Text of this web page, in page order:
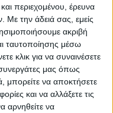
περιεχομένου, έρευνα
Με την άδειά σας, εμείς
ακριβή
ταυτοποίησης μέσω
κλικ για να συναινέσετε
μας όπως
μπορείτε να αποκτήσετε
και να αλλάξετε τις
αρνηθείτε να
περιοχή της
της Θεσσαλίας
ΕΠΟΜΕΝΟ ΑΡΘΡΟ
Τάξεις Υποδοχής
σε δύο σχολεία του
Ν. Καρδίτσας